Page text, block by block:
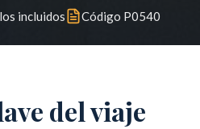
incluidos Código P0540
del viaje